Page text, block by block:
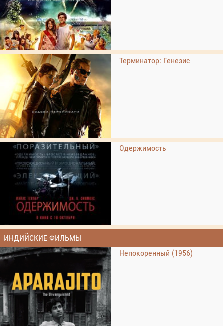
Терминатор: Генезис
Одержимость
ИНДИЙСКИЕ ФИЛЬМЫ
Непокоренный (1956)